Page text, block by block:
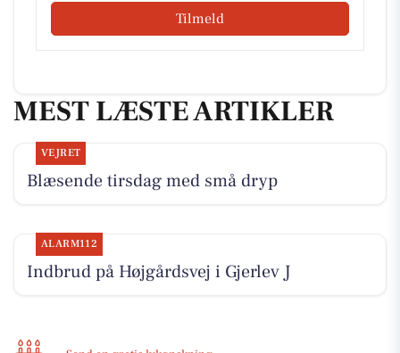
Tilmeld
MEST LÆSTE ARTIKLER
VEJRET
Blæsende tirsdag med små dryp
ALARM112
Indbrud på Højgårdsvej i Gjerlev J